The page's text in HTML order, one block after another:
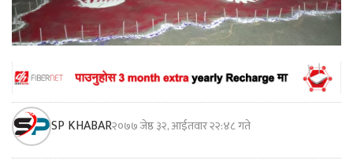
SP KHABAR२०७७ जेष्ठ ३२, आईतवार २२:४८ गते